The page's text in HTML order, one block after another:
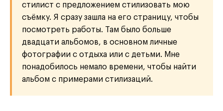
стилист с предложением стилизовать мою
съёмку. Я сразу зашла на его страницу, чтобы
посмотреть работы. Там было больше
двадцати альбомов, в основном личные
фотографии с отдыха или с детьми. Мне
понадобилось немало времени, чтобы найти
альбом с примерами стилизаций.